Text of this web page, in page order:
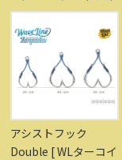
アシストフック
Double [ WLターコイ